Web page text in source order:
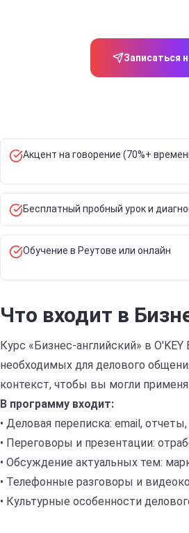
Записаться
Акцент на говорение (70%+
Бесплатный пробный урок и
Обучение в Реутове или онлайн
Что входит в
Курс «Бизнес-английский» в
необходимых для делового
контекст, чтобы вы могли
В программу входит:
• Деловая переписка: email,
• Переговоры и презентации:
• Обсуждение актуальных тем:
• Телефонные разговоры и
• Культурные особенности